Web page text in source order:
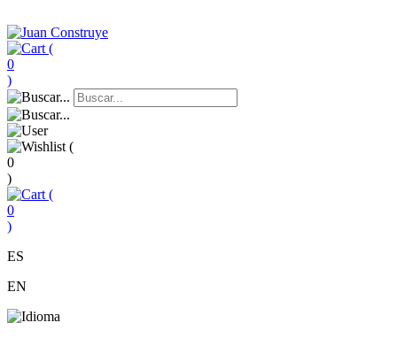
(
0
)
(
0
)
(
0
)
ES
EN